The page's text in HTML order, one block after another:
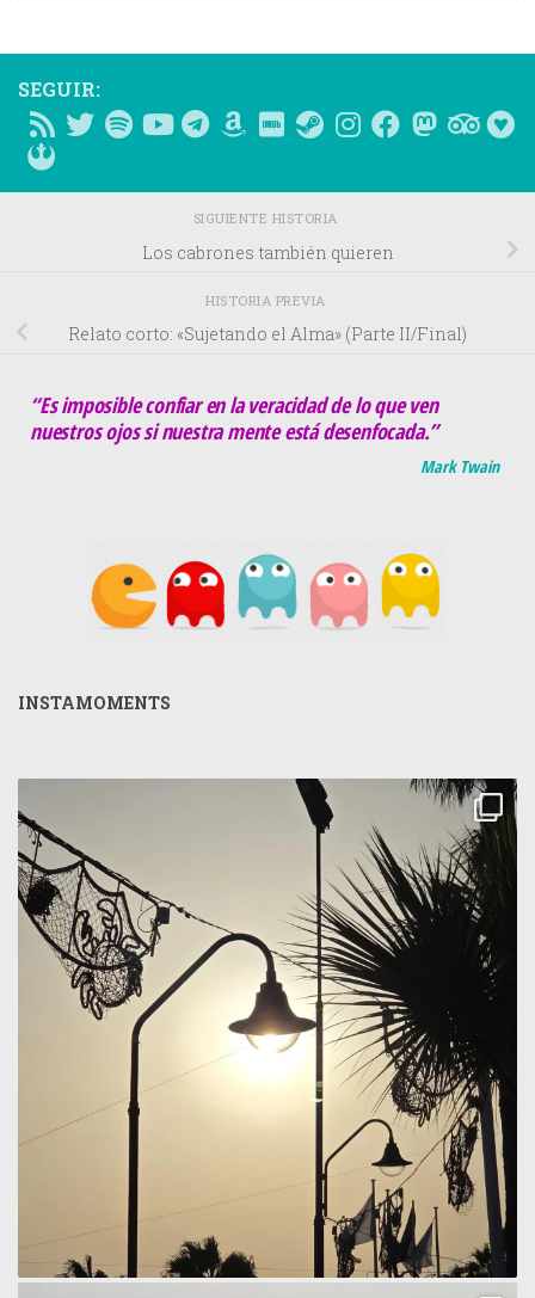
SEGUIR:
SIGUIENTE HISTORIA
Los cabrones también quieren
HISTORIA PREVIA
Relato corto: «Sujetando el Alma» (Parte II/Final)
“Es imposible confiar en la veracidad de lo que ven
nuestros ojos si nuestra mente está desenfocada.”
Mark Twain
INSTAMOMENTS